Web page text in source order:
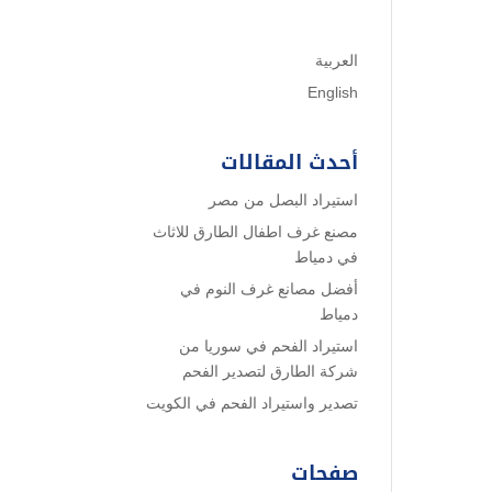
العربية
English
أحدث المقالات
استيراد البصل من مصر
مصنع غرف اطفال الطارق للاثاث
في دمياط
أفضل مصانع غرف النوم في
دمياط
استيراد الفحم في سوريا من
شركة الطارق لتصدير الفحم
تصدير واستيراد الفحم في الكويت
صفحات